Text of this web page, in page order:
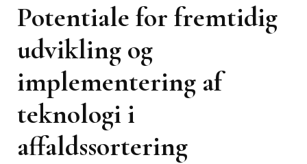
Potentiale for fremtidig
udvikling og
implementering af
teknologi i
affaldssortering